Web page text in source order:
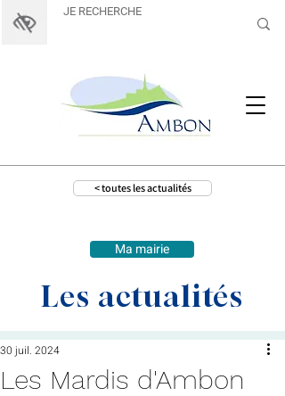
< toutes les actualités
Ma mairie
Les actualités
Les Mardis d'Ambon
30 juil. 2024